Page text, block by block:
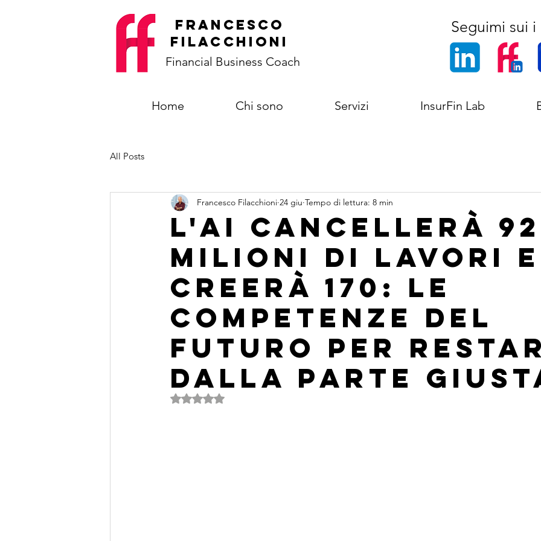
francesco
filacchioni
Financial Business Coach
Seguimi sui
Home Chi sono Servizi InsurFin Lab
All Posts
L'AI cancellerà 92
milioni di lavori e
creerà 170: le
competenze del
futuro per
dalla parte
Francesco Filacchioni 24 giu Tempo di lettura: 8 min
Valutazione NaN stelle su 5.